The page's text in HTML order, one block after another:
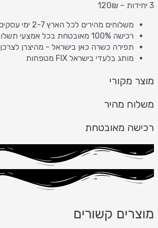
3 יחידות – 120₪
משלוחים מהירים לכל הארץ 2-7 ימי עסקים
רכישה 100% מאובטחת בכל אמצעי תשלום
תפירה כשרה כאן בישראל - מהיצרן לצרכן
מותג בלעדי בישראל FIX מטפחות
מוצר מקורי
משלוח מהיר
רכישה מאובטחת
מוצרים קשורים